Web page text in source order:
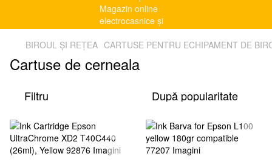
BIROUL ȘI REȚEA CARTUSE PENTRU ECHIPAMENT DE
Cartuse de cerneala
Filtru După popularitate